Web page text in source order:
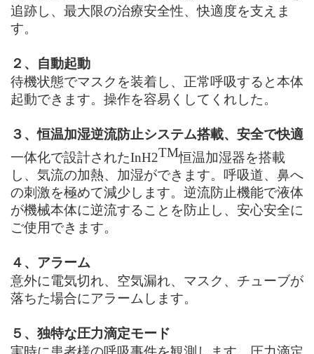
追跡し、最大限の治療安全性、快適度を支えま
す。
２、自動起動
待機状態でマスクを装着し、正常呼吸すると本体
起動できます。操作を容易くしてくれした。
３、恒温加湿逆流防止システム搭載、安全で快適
一体化で設計されたInH2TM恒温加湿器を搭載
し、気流の加熱、加湿ができます。呼吸道、鼻へ
の刺激を極めて減少します。逆流防止機能で液体
が機械本体に逆流することを防止し、安心安全に
ご使用できます。
４、アラーム
意外に電気切れ、空気漏れ、マスク、チューブが
落ちた場合にアラームします。
５、独特な圧力滴定モード